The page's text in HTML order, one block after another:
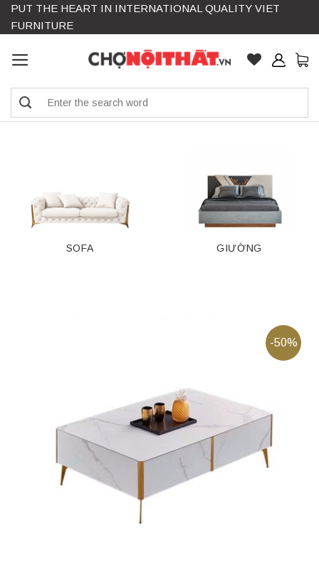
Skip
PUT THE HEART IN INTERNATIONAL QUALITY VIET
FURNITURE
SOFA GIƯỜNG
-50%